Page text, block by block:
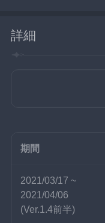
詳細
期間
2021/03/17 ~
2021/04/06
(Ver.1.4前半)